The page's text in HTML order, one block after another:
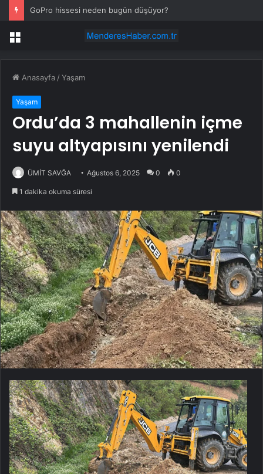
GoPro hissesi neden bugün düşüyor?
Menü
Anasayfa /Yaşam
Yaşam
Ordu’da 3 mahallenin içme
suyu altyapısını yenilendi
ÜMİT SAVĞA Ağustos 6, 2025 0 0
1 dakika okuma süresi